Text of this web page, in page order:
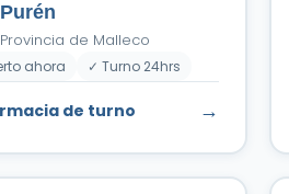
Purén
Provincia de Malleco
ahora ✓ Turno 24hrs
de turno →